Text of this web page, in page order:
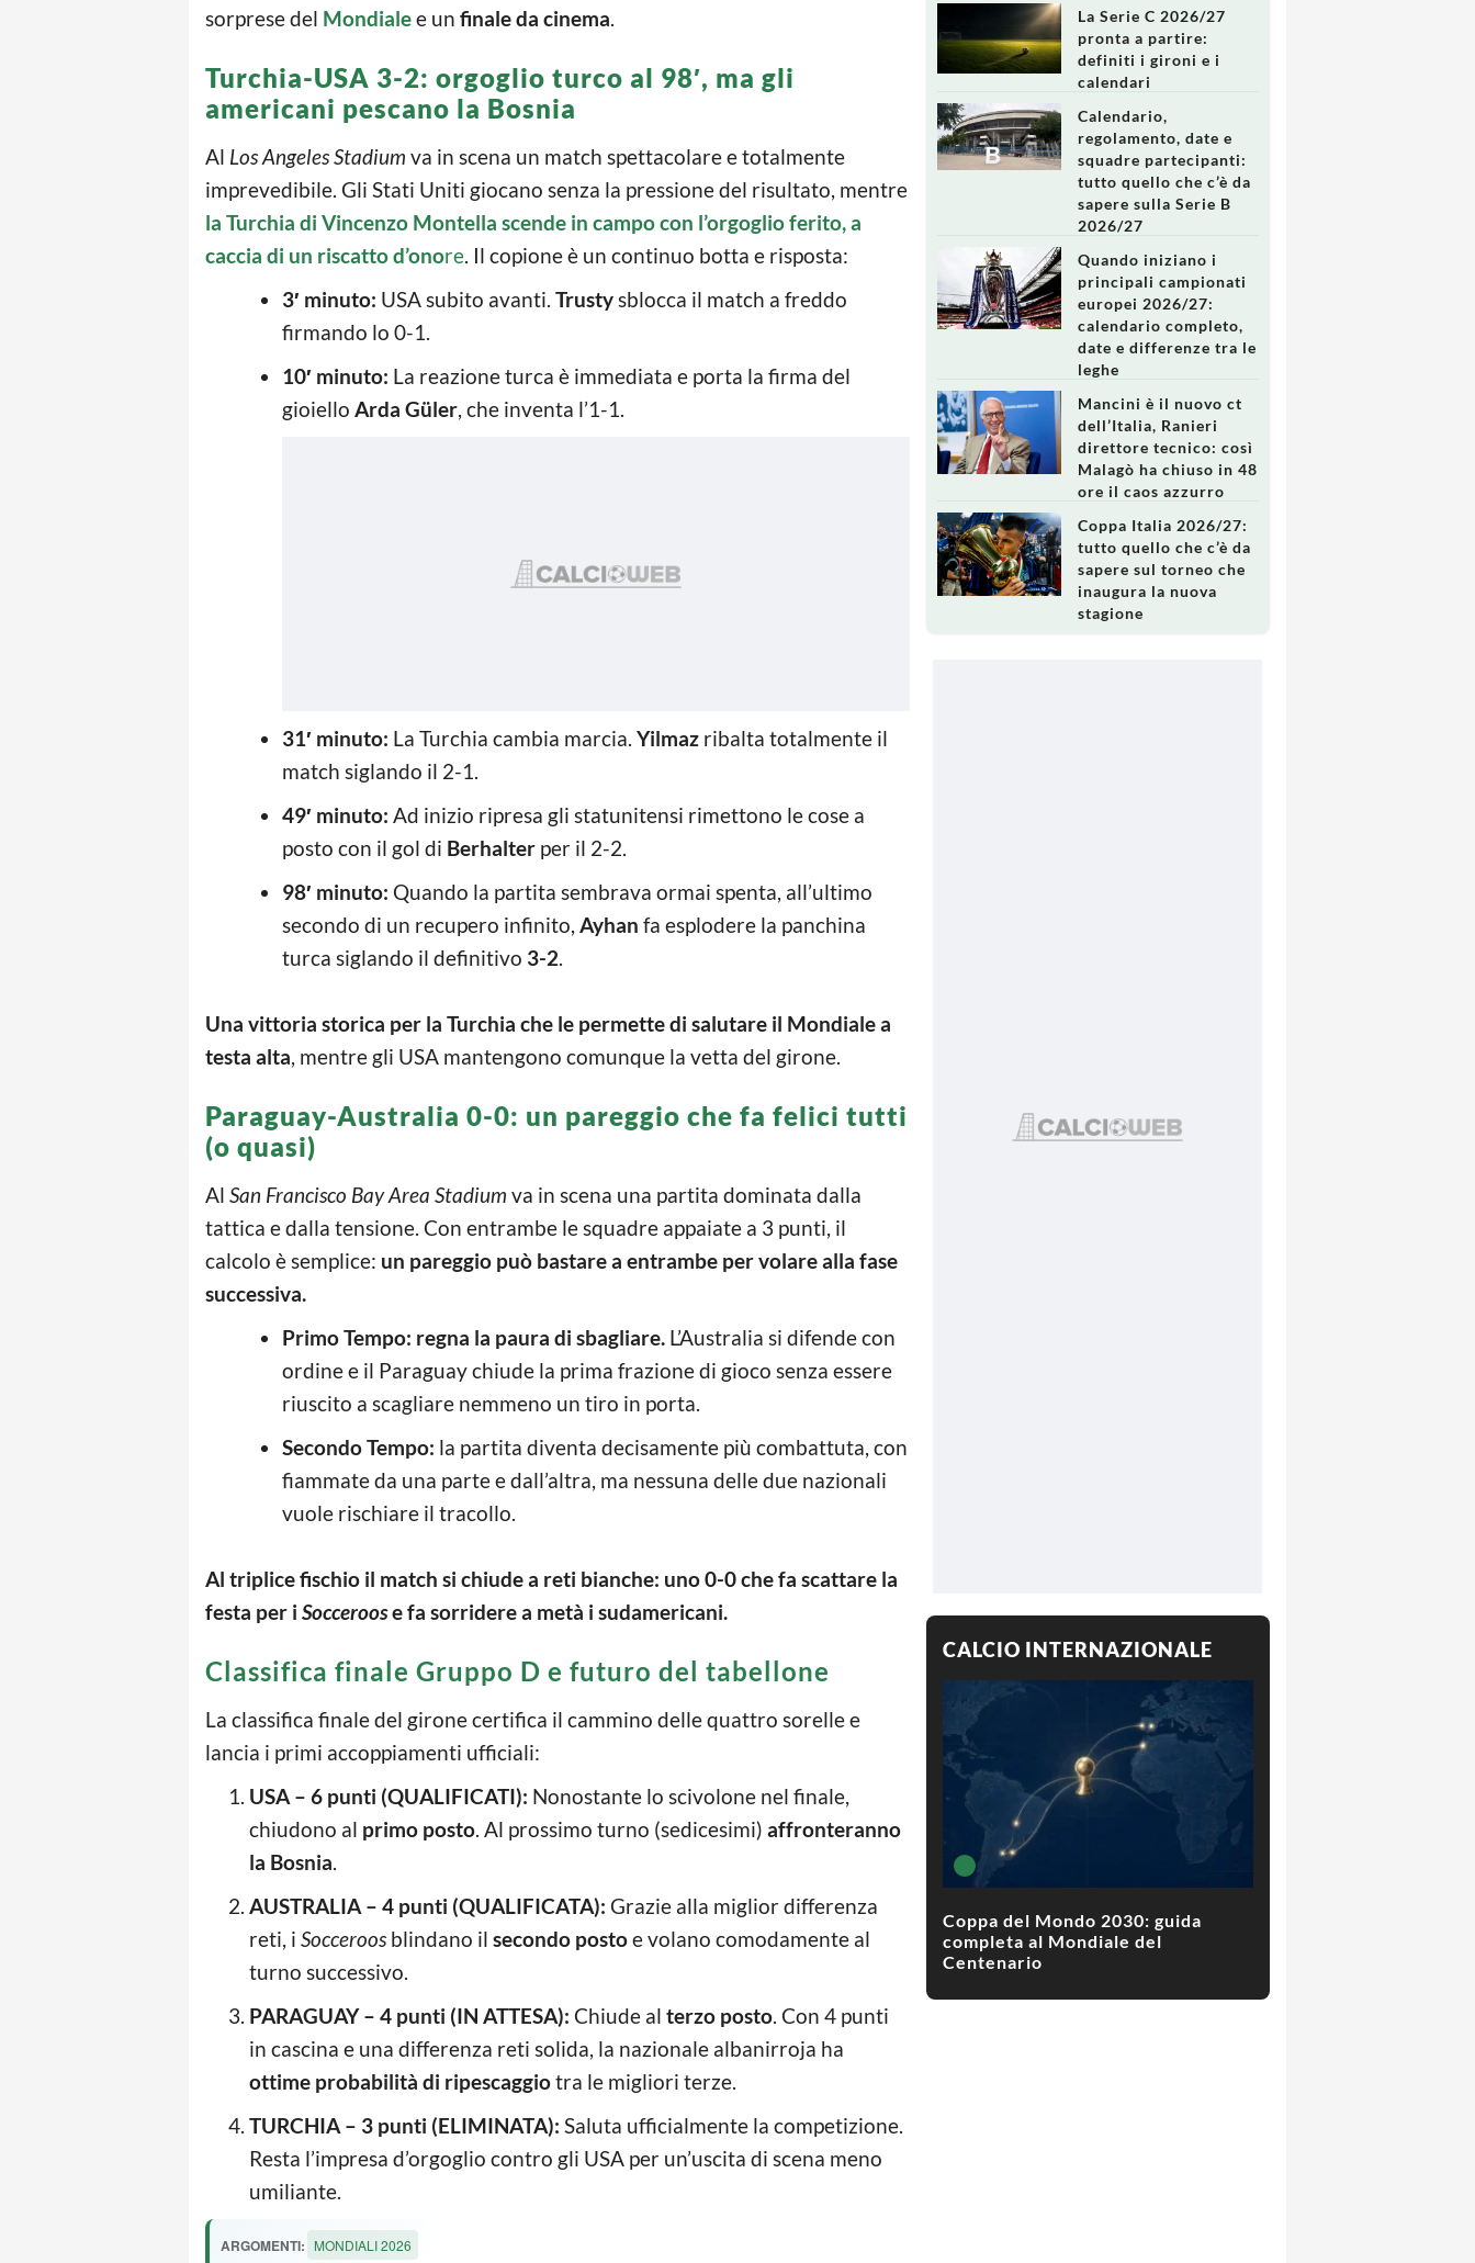
sorprese del Mondialee un finale da cinema.
Turchia-USA 3-2: orgoglio turco al 98′, ma gli
americani pescano la Bosnia
Al Los Angeles Stadium va in scena un match spettacolare e totalmente
imprevedibile. Gli Stati Uniti giocano senza la pressione del risultato, mentre
la Turchia di Vincenzo Montella scende in campo con l’orgoglio ferito, a
caccia di un riscatto d’onore. Il copione è un continuo botta e risposta:
3′ minuto: USA subito avanti. Trustysblocca il match a freddo
firmando lo 0-1.
10′ minuto: La reazione turca è immediata e porta la firma del
gioiello Arda Güler, che inventa l’1-1.
31′ minuto: La Turchia cambia marcia. Yilmaz ribalta totalmente il
match siglando il 2-1.
49′ minuto: Ad inizio ripresa gli statunitensi rimettono le cose a
posto con il gol di Berhalter per il 2-2.
98′ minuto: Quando la partita sembrava ormai spenta, all’ultimo
secondo di un recupero infinito, Ayhan fa esplodere la panchina
turca siglando il definitivo 3-2.
Una vittoria storica per la Turchia che le permette di salutare il Mondiale a
testa alta, mentre gli USA mantengono comunque la vetta del girone.
Paraguay-Australia 0-0: un pareggio che fa felici tutti
(o quasi)
Al San Francisco Bay Area Stadium va in scena una partita dominata dalla
tattica e dalla tensione. Con entrambe le squadre appaiate a 3 punti, il
calcolo è semplice: un pareggio può bastare a entrambe per volare alla fase
successiva.
Primo Tempo: regna la paura di sbagliare. L’Australia si difende con
ordine e il Paraguay chiude la prima frazione di gioco senza essere
riuscito a scagliare nemmeno un tiro in porta.
Secondo Tempo: la partita diventa decisamente più combattuta, con
fiammate da una parte e dall’altra, ma nessuna delle due nazionali
vuole rischiare il tracollo.
Al triplice fischio il match si chiude a reti bianche: uno 0-0 che fa scattare la
festa per i Socceroose fa sorridere a metà i sudamericani.
Classifica finale Gruppo D e futuro del tabellone
La classifica finale del girone certifica il cammino delle quattro sorelle e
lancia i primi accoppiamenti ufficiali:
USA – 6 punti (QUALIFICATI): Nonostante lo scivolone nel finale,
chiudono al primo posto. Al prossimo turno (sedicesimi) affronteranno
la Bosnia.
AUSTRALIA – 4 punti (QUALIFICATA): Grazie alla miglior differenza
reti, i Socceroos blindano il secondo postoe volano comodamente al
turno successivo.
PARAGUAY – 4 punti (IN ATTESA): Chiude al terzo posto. Con 4 punti
in cascina e una differenza reti solida, la nazionale albanirroja ha
ottime probabilità di ripescaggiotra le migliori terze.
TURCHIA – 3 punti (ELIMINATA): Saluta ufficialmente la competizione.
Resta l’impresa d’orgoglio contro gli USA per un’uscita di scena meno
umiliante.
ARGOMENTI: MONDIALI 2026
La Serie C 2026/27
pronta a partire:
definiti i gironi e i
calendari
Calendario,
regolamento, date e
squadre partecipanti:
tutto quello che c’è da
sapere sulla Serie B
2026/27
Quando iniziano i
principali campionati
europei 2026/27:
calendario completo,
date e differenze tra le
leghe
Mancini è il nuovo ct
dell’Italia, Ranieri
direttore tecnico: così
Malagò ha chiuso in 48
ore il caos azzurro
Coppa Italia 2026/27:
tutto quello che c’è da
sapere sul torneo che
inaugura la nuova
stagione
CALCIO INTERNAZIONALE
Coppa del Mondo 2030: guida
completa al Mondiale del
Centenario